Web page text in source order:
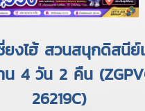
ยงไฮ้ สวนสนุกดิสนี
น 4 วัน 2 คืน
26219C)